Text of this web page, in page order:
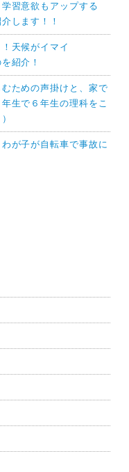
習意欲もアップする
します！！
天候がイマイ
紹介！
ための声掛けと、家で
生で６年生の理科をこ
が子が自転車で事故に